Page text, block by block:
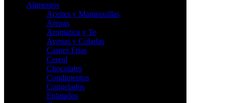
Alimentos
Aceites y Mantequillas
Arepas
Aromatica y Te
Avenas y Coladas
Carnes Frias
Cereal
Chocolates
Condimentos
Congelados
Enlatados